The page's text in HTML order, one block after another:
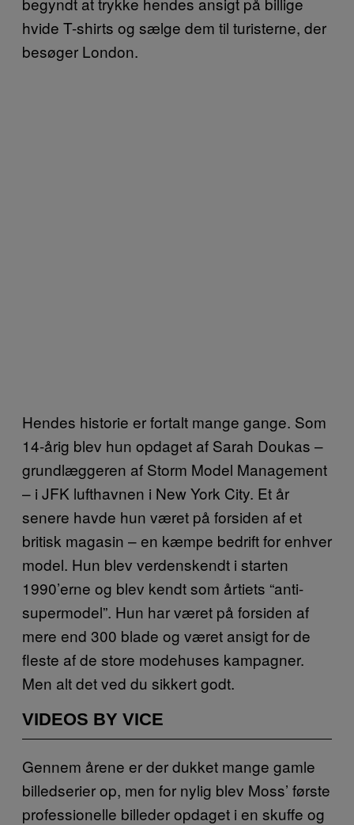
hvide T-shirts og sælge dem til turisterne, der
besøger London.
Hendes historie er fortalt mange gange. Som
14-årig blev hun opdaget af Sarah Doukas –
grundlæggeren af Storm Model Management
– i JFK lufthavnen i New York City. Et år
senere havde hun været på forsiden af et
britisk magasin – en kæmpe bedrift for enhver
model. Hun blev verdenskendt i starten
1990’erne og blev kendt som årtiets “anti-
supermodel”. Hun har været på forsiden af
mere end 300 blade og været ansigt for de
fleste af de store modehuses kampagner.
Men alt det ved du sikkert godt.
VIDEOS BY VICE
Gennem årene er der dukket mange gamle
billedserier op, men for nylig blev Moss’ første
professionelle billeder opdaget i en skuffe og